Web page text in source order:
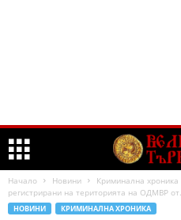
Начало Новини Криминална хроника
регистрирани на територията на ОДМВР
НОВИНИ КРИМИНАЛНА ХРОНИКА